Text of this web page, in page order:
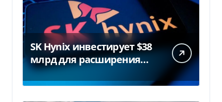
SK Hynix инвестирует $38
млрд для расширения
заводов в Южной Корее